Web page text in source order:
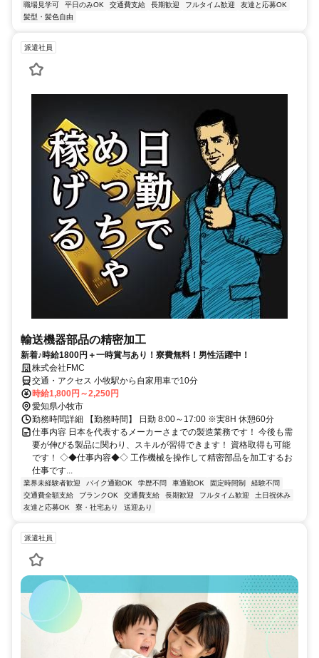
職場見学可
平日のみOK 交通費支給 長期歓迎 フルタイム歓迎
友達と応募OK
髪型・髪色自由
派遣社員
輸送機器部品の精密加工
新着♪時給1800円＋一時賞与あり！寮費無料！男性活躍中！
株式会社FMC
交通・アクセス 小牧駅から自家用車で10分
時給1,800円～2,250円
愛知県小牧市
勤務時間詳細 【勤務時間】 日勤 8:00～17:00 ※実8H 休憩60分
仕事内容 日本を代表するメーカーさまでの製造業務です！ 今後も需
要が伸びる製品に関わり、スキルが習得できます！ 資格取得も可能
です！ ◇◆仕事内容◆◇ 工作機械を操作して精密部品を加工するお
仕事です...
業界未経験者歓迎 バイク通勤OK 学歴不問 車通勤OK 固定時間制
経験不問
交通費全額支給
ブランクOK 交通費支給 長期歓迎 フルタイム歓迎
土日祝休み
友達と応募OK
寮・社宅あり 送迎あり
派遣社員